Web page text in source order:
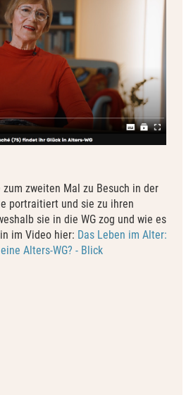
zweiten Mal zu Besuch in der
portraitiert und sie zu ihren
sie in die WG zog und wie es
im Video hier: Das Leben im Alter:
Alters-WG? - Blick